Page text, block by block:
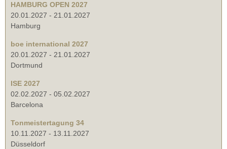
HAMBURG OPEN 2027
20.01.2027 - 21.01.2027
Hamburg
boe international 2027
20.01.2027 - 21.01.2027
Dortmund
ISE 2027
02.02.2027 - 05.02.2027
Barcelona
Tonmeistertagung 34
10.11.2027 - 13.11.2027
Düsseldorf